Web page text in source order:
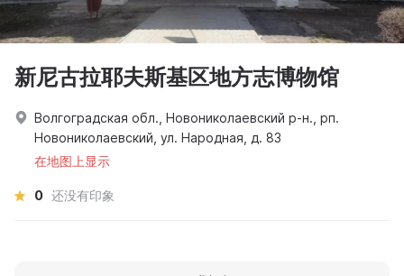
新尼古拉耶夫斯基区地方志博物馆
Волгоградская обл., Новониколаевский р-н., рп.
Новониколаевский, ул. Народная, д. 83
在地图上显示
0 还没有印象